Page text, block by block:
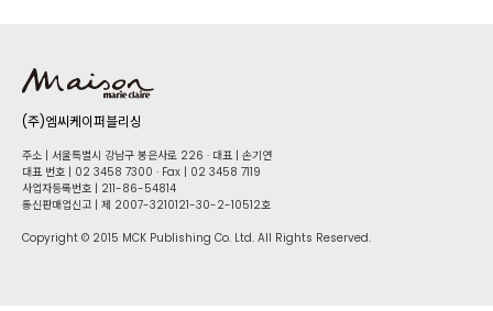
(주)엠씨케이퍼블리싱
주소 | 서울특별시 강남구 봉은사로 226 · 대표 | 손기연
대표 번호 | 02 34​58 7300 · Fax | 02 34​58 7119
사업자등록번호 | 211-86-5​4814
통신판매업신고 | 제 2007-3210121-30-2-10512호
Copyright © 2015 MCK Publishing Co. Ltd. All Rights Reserved.